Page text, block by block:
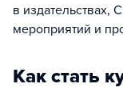
в издательствах,
мероприятий и
Как стать